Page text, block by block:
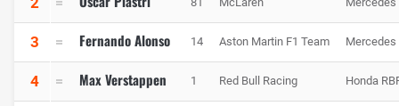
3 Fernando Alonso 14 Aston Martin F1 Team Mercedes
4 Max Verstappen 1 Red Bull Racing Honda